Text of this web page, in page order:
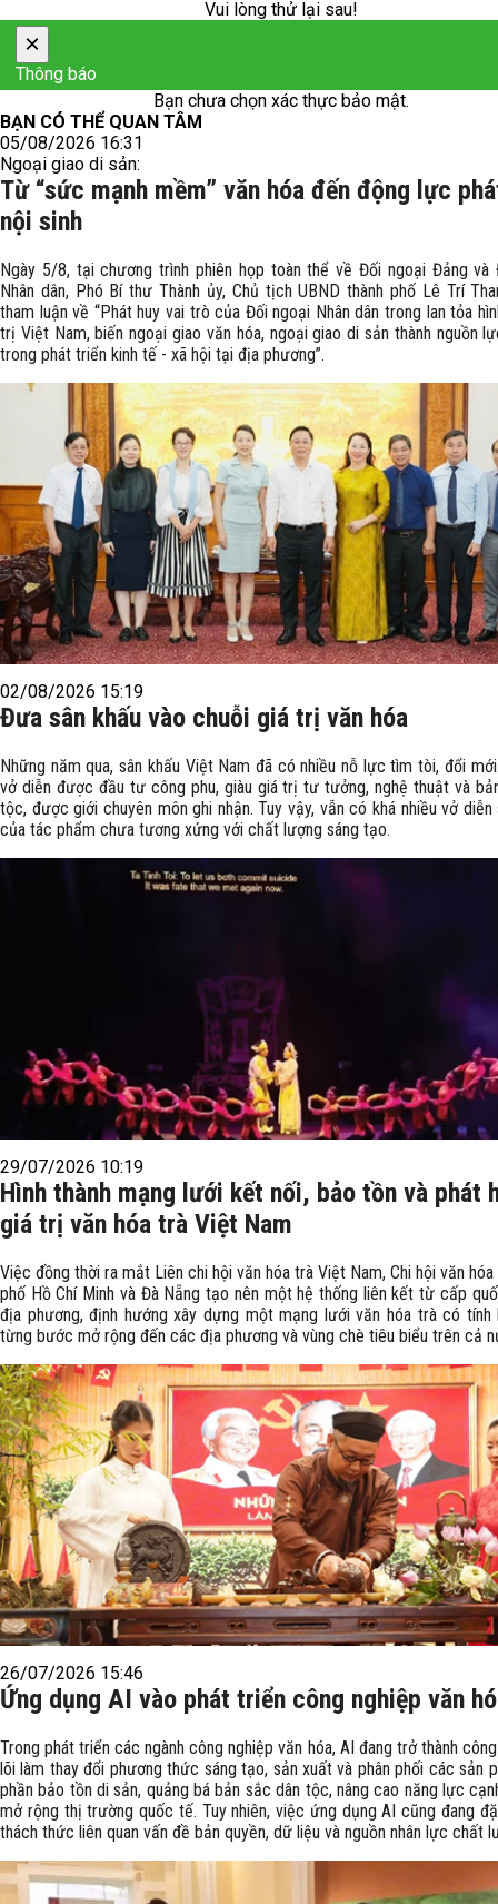
Vui lòng thử lại sau!
×
Thông báo
Bạn chưa chọn xác thực bảo mật.
BẠN CÓ THỂ QUAN TÂM
05/08/2026 16:31
Ngoại giao di sản:
Từ “sức mạnh mềm” văn hóa đến động lực
nội sinh
Ngày 5/8, tại chương trình phiên họp toàn thể về Đối ngoại Đảng và
Nhân dân, Phó Bí thư Thành ủy, Chủ tịch UBND thành phố Lê Trí
tham luận về “Phát huy vai trò của Đối ngoại Nhân dân trong lan tỏa
trị Việt Nam, biến ngoại giao văn hóa, ngoại giao di sản thành nguồn
trong phát triển kinh tế - xã hội tại địa phương”.
02/08/2026 15:19
Đưa sân khấu vào chuỗi giá trị văn hóa
Những năm qua, sân khấu Việt Nam đã có nhiều nỗ lực tìm tòi, đổi
vở diễn được đầu tư công phu, giàu giá trị tư tưởng, nghệ thuật và
tộc, được giới chuyên môn ghi nhận. Tuy vậy, vẫn có khá nhiều vở
của tác phẩm chưa tương xứng với chất lượng sáng tạo.
29/07/2026 10:19
Hình thành mạng lưới kết nối, bảo tồn và phát
giá trị văn hóa trà Việt Nam
Việc đồng thời ra mắt Liên chi hội văn hóa trà Việt Nam, Chi hội văn hóa
phố Hồ Chí Minh và Đà Nẵng tạo nên một hệ thống liên kết từ cấp
địa phương, định hướng xây dựng một mạng lưới văn hóa trà có tính
từng bước mở rộng đến các địa phương và vùng chè tiêu biểu trên cả
26/07/2026 15:46
Ứng dụng AI vào phát triển công nghiệp văn
Trong phát triển các ngành công nghiệp văn hóa, AI đang trở thành
lõi làm thay đổi phương thức sáng tạo, sản xuất và phân phối các sản
phần bảo tồn di sản, quảng bá bản sắc dân tộc, nâng cao năng lực
mở rộng thị trường quốc tế. Tuy nhiên, việc ứng dụng AI cũng đang
thách thức liên quan vấn đề bản quyền, dữ liệu và nguồn nhân lực chất